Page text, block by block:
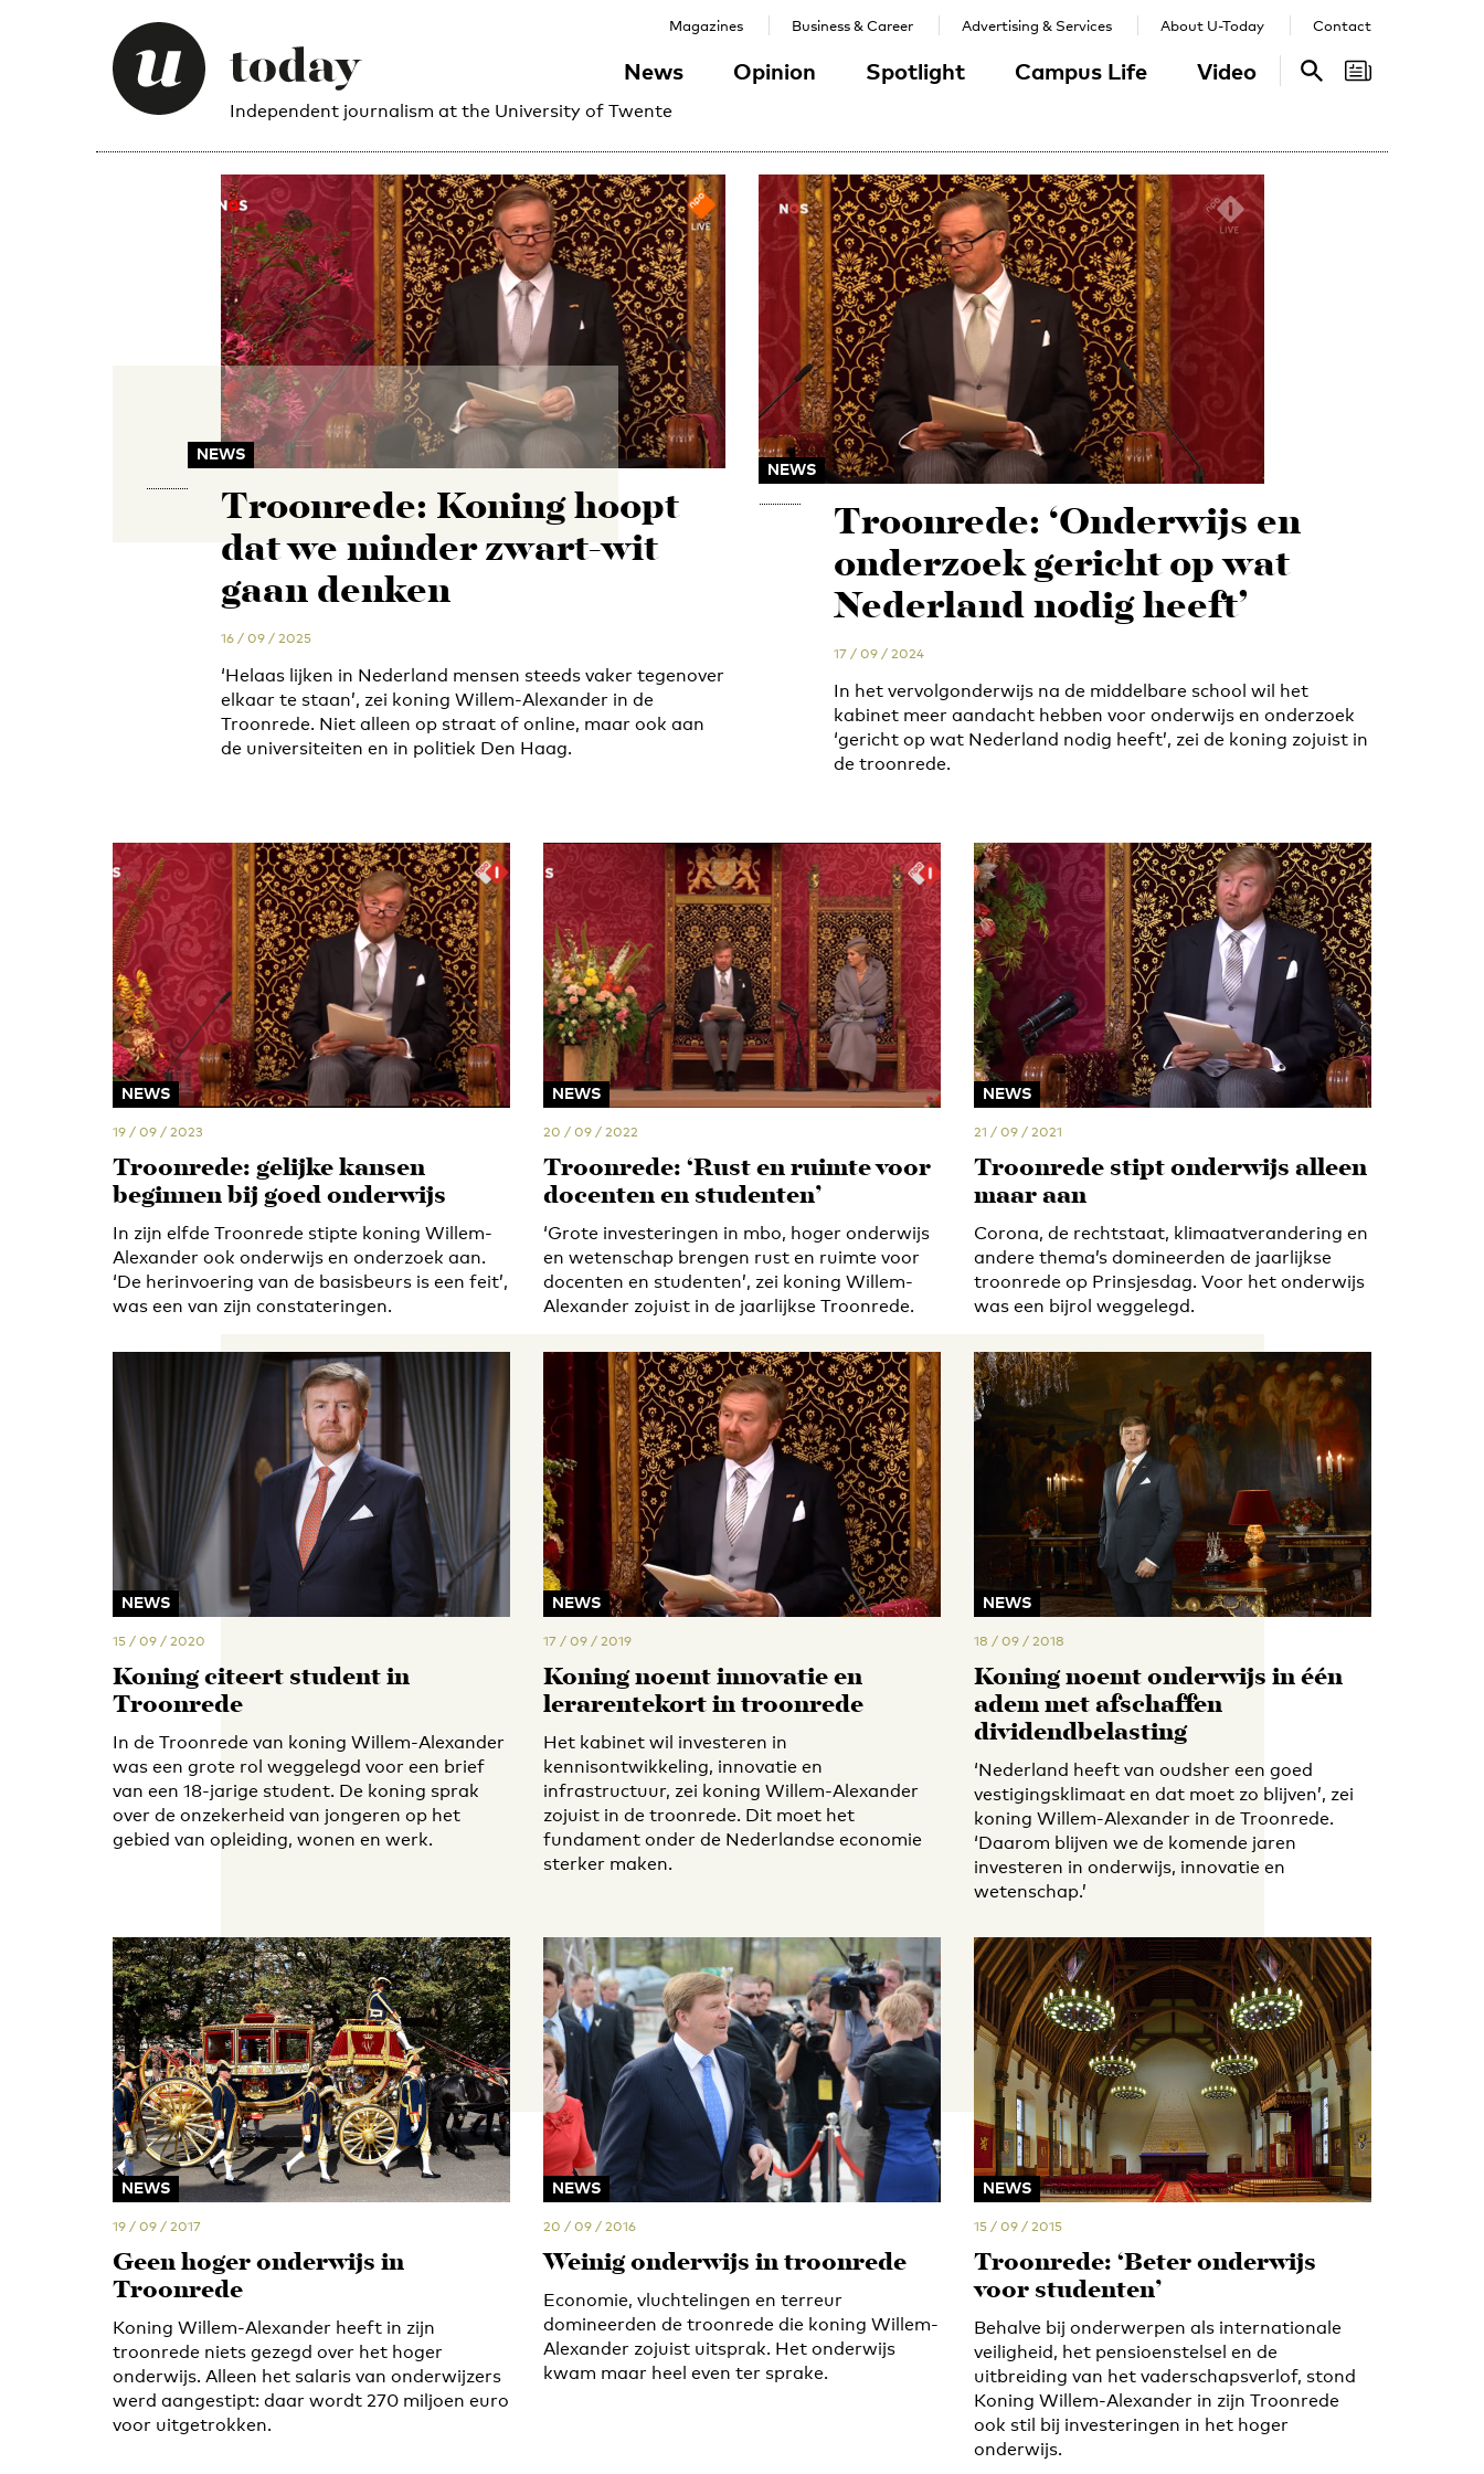
Independent journalism at the University of Twente
News Opinion Spotlight Campus Life Video
Magazines Business & Career Advertising & Services About U-Today Contact
Search
NEWS
Troonrede: Koning hoopt
dat we minder zwart-wit
gaan denken
16 / 09 / 2025
‘Helaas lijken in Nederland mensen steeds vaker tegenover
elkaar te staan’, zei koning Willem-Alexander in de
Troonrede. Niet alleen op straat of online, maar ook aan
de universiteiten en in politiek Den Haag.
NEWS
Troonrede: ‘Onderwijs en
onderzoek gericht op wat
Nederland nodig heeft’
17 / 09 / 2024
In het vervolgonderwijs na de middelbare school wil het
kabinet meer aandacht hebben voor onderwijs en onderzoek
‘gericht op wat Nederland nodig heeft’, zei de koning zojuist in
de troonrede.
NEWS
19 / 09 / 2023
Troonrede: gelijke kansen
beginnen bij goed onderwijs
In zijn elfde Troonrede stipte koning Willem-
Alexander ook onderwijs en onderzoek aan.
‘De herinvoering van de basisbeurs is een feit’,
was een van zijn constateringen.
NEWS
20 / 09 / 2022
Troonrede: ‘Rust en ruimte voor
docenten en studenten’
‘Grote investeringen in mbo, hoger onderwijs
en wetenschap brengen rust en ruimte voor
docenten en studenten’, zei koning Willem-
Alexander zojuist in de jaarlijkse Troonrede.
NEWS
21 / 09 / 2021
Troonrede stipt onderwijs alleen
maar aan
Corona, de rechtstaat, klimaatverandering en
andere thema’s domineerden de jaarlijkse
troonrede op Prinsjesdag. Voor het onderwijs
was een bijrol weggelegd.
NEWS
15 / 09 / 2020
Koning citeert student in
Troonrede
In de Troonrede van koning Willem-Alexander
was een grote rol weggelegd voor een brief
van een 18-jarige student. De koning sprak
over de onzekerheid van jongeren op het
gebied van opleiding, wonen en werk.
NEWS
17 / 09 / 2019
Koning noemt innovatie en
lerarentekort in troonrede
Het kabinet wil investeren in
kennisontwikkeling, innovatie en
infrastructuur, zei koning Willem-Alexander
zojuist in de troonrede. Dit moet het
fundament onder de Nederlandse economie
sterker maken.
NEWS
18 / 09 / 2018
Koning noemt onderwijs in één
adem met afschaffen
dividendbelasting
‘Nederland heeft van oudsher een goed
vestigingsklimaat en dat moet zo blijven’, zei
koning Willem-Alexander in de Troonrede.
‘Daarom blijven we de komende jaren
investeren in onderwijs, innovatie en
wetenschap.’
NEWS
19 / 09 / 2017
Geen hoger onderwijs in
Troonrede
Koning Willem-Alexander heeft in zijn
troonrede niets gezegd over het hoger
onderwijs. Alleen het salaris van onderwijzers
werd aangestipt: daar wordt 270 miljoen euro
voor uitgetrokken.
NEWS
20 / 09 / 2016
Weinig onderwijs in troonrede
Economie, vluchtelingen en terreur
domineerden de troonrede die koning Willem-
Alexander zojuist uitsprak. Het onderwijs
kwam maar heel even ter sprake.
NEWS
15 / 09 / 2015
Troonrede: ‘Beter onderwijs
voor studenten’
Behalve bij onderwerpen als internationale
veiligheid, het pensioenstelsel en de
uitbreiding van het vaderschapsverlof, stond
Koning Willem-Alexander in zijn Troonrede
ook stil bij investeringen in het hoger
onderwijs.